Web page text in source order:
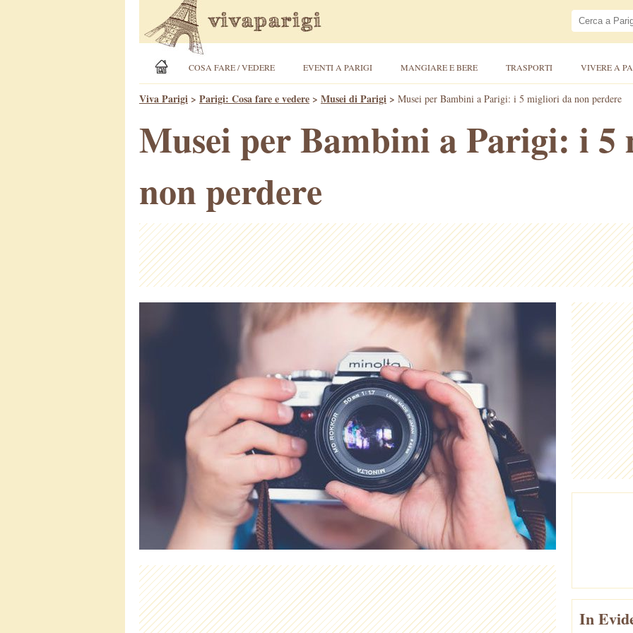
COSA FARE / VEDERE EVENTI A PARIGI MANGIARE E BERE TRASPORTI VIVERE A
Viva Parigi > Parigi: Cosa fare e vedere > Musei di Parigi > Musei per Bambini a Parigi: i 5 migliori da non perdere
Musei per Bambini a Parigi: i
non perdere
In